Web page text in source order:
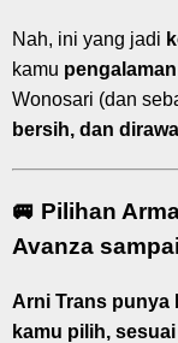
Nah, ini yang jadi
kamu
Wonosari (dan
bersih, dan
🚐 Pilihan
Avanza
Arni Trans punya
kamu pilih,